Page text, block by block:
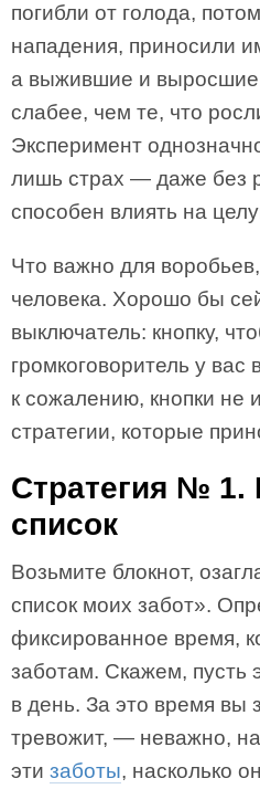
погибли от голода,
нападения, приносили
а выжившие и выросшие
слабее, чем те, что
Эксперимент
лишь страх — даже без
способен влиять на
Что важно для
человека. Хорошо бы
выключатель: кнопку,
громкоговоритель у вас
к сожалению, кнопки не
стратегии, которые
Стратегия №
список
Возьмите блокнот,
список моих забот».
фиксированное время,
заботам. Скажем, пусть
в день. За это время вы
тревожит, — неважно,
эти заботы, насколько